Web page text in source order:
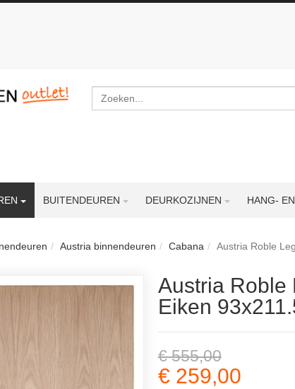
Zoeken
BUITENDEUREN DEURKOZIJNEN HANG-
Austria binnendeuren Cabana Austria Roble
Austria Roble
Eiken
€ 555,00
€ 259,00